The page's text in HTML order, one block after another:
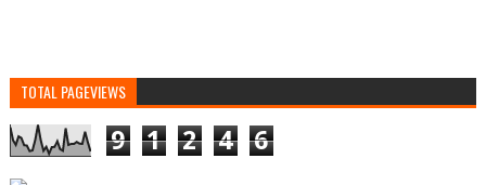
TOTAL PAGEVIEWS
9 1 2 4 6